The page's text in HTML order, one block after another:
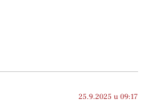
25.9.2025 u 09:17